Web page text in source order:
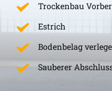
Trockenbau
Estrich
Bodenbelag
Sauberer